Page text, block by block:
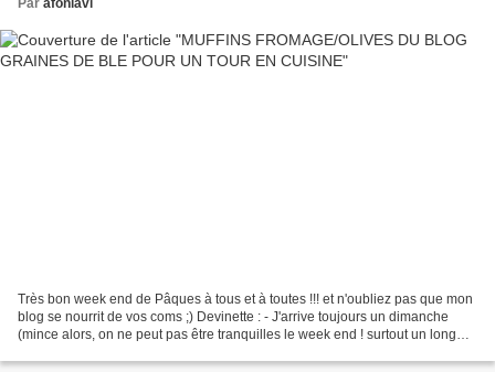
Par afonlavi
Très bon week end de Pâques à tous et à toutes !!! et n'oubliez pas que mon
blog se nourrit de vos coms ;) Devinette : - J'arrive toujours un dimanche
(mince alors, on ne peut pas être tranquilles le week end ! surtout un long